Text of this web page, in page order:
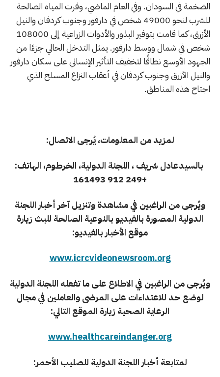
الضخمة في السودان. وفي العام الماضي، وفرت المياه الصالحة
للشرب لنحو 49000 شخص في دارفور وجنوب كردفان والنيل
الأزرق، كما قامت بتوفير البذور والأدوات الزراعية إلى 108000
شخص في شمال ووسط دارفور. يمثل التدخل الحالي جزءًا من
الجهود الأوسع نطاقًا لتخفيف التأثير الإنساني على سكان دارفور
والنيل الأزرق وجنوب كردفان في أعقاب النزاع المسلح الذي
اجتاح هذه المناطق.
لمزيد من المعلومات، يُرجى الاتصال:
بالسيدعادل شريف ، اللجنة الدولية، الخرطوم، الهاتف:
+249 912 161493
ويُرجى من الراغبين في مشاهدة وتنزيل آخر أخبار اللجنة
الدولية المصورة بالفيديو بالنوعية الصالحة للبث زيارة
موقع الأخبار بالفيديو:
www.icrcvideonewsroom.org
ويُرجى من الراغبين في الاطلاع على ما تفعله اللجنة الدولية
لوضع حد للاعتداءات على المرضى والعاملين في مجال
الرعاية الصحية زيارة الموقع التالي:
www.healthcareindanger.org
لمتابعة أخبار اللجنة الدولية للصليب الأحمر: